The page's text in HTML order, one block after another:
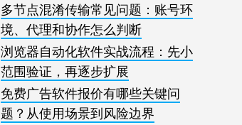
多节点混淆传输常见问题：账号环
境、代理和协作怎么判断
浏览器自动化软件实战流程：先小
范围验证，再逐步扩展
免费广告软件报价有哪些关键问
题？从使用场景到风险边界